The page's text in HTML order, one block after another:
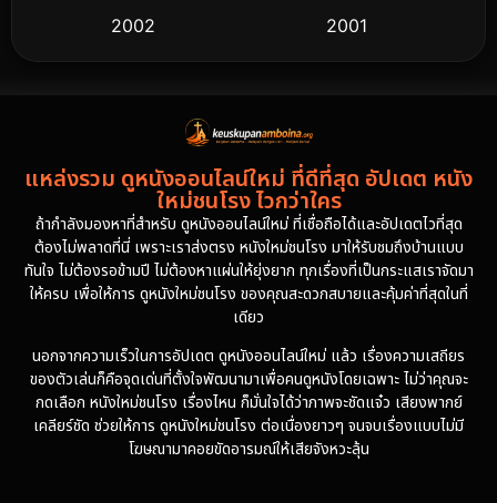
2002
2001
2000
1997
1986
1985
1981
1978
1974
แหล่งรวม ดูหนังออนไลน์ใหม่ ที่ดีที่สุด อัปเดต หนัง
ใหม่ชนโรง ไวกว่าใคร
ถ้ากำลังมองหาที่สำหรับ ดูหนังออนไลน์ใหม่ ที่เชื่อถือได้และอัปเดตไวที่สุด
ต้องไม่พลาดที่นี่ เพราะเราส่งตรง หนังใหม่ชนโรง มาให้รับชมถึงบ้านแบบ
ทันใจ ไม่ต้องรอข้ามปี ไม่ต้องหาแผ่นให้ยุ่งยาก ทุกเรื่องที่เป็นกระแสเราจัดมา
ให้ครบ เพื่อให้การ ดูหนังใหม่ชนโรง ของคุณสะดวกสบายและคุ้มค่าที่สุดในที่
เดียว
นอกจากความเร็วในการอัปเดต ดูหนังออนไลน์ใหม่ แล้ว เรื่องความเสถียร
ของตัวเล่นก็คือจุดเด่นที่ตั้งใจพัฒนามาเพื่อคนดูหนังโดยเฉพาะ ไม่ว่าคุณจะ
กดเลือก หนังใหม่ชนโรง เรื่องไหน ก็มั่นใจได้ว่าภาพจะชัดแจ๋ว เสียงพากย์
เคลียร์ชัด ช่วยให้การ ดูหนังใหม่ชนโรง ต่อเนื่องยาวๆ จนจบเรื่องแบบไม่มี
โฆษณามาคอยขัดอารมณ์ให้เสียจังหวะลุ้น